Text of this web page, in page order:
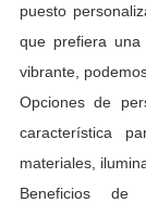
puesto
que prefiera
vibrante,
Opciones de
característica
materiales,
Beneficios de